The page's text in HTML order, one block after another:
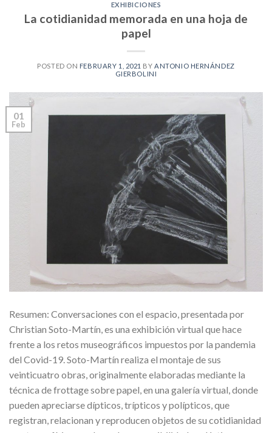
EXHIBICIONES
La cotidianidad memorada en una hoja de
papel
POSTED ON FEBRUARY 1, 2021 BYANTONIO HERNÁNDEZ
GIERBOLINI
01
Feb
Resumen: Conversaciones con el espacio, presentada por
Christian Soto-Martín, es una exhibición virtual que hace
frente a los retos museográficos impuestos por la pandemia
del Covid-19. Soto-Martín realiza el montaje de sus
veinticuatro obras, originalmente elaboradas mediante la
técnica de frottage sobre papel, en una galería virtual, donde
pueden apreciarse dípticos, trípticos y polípticos, que
registran, relacionan y reproducen objetos de su cotidianidad